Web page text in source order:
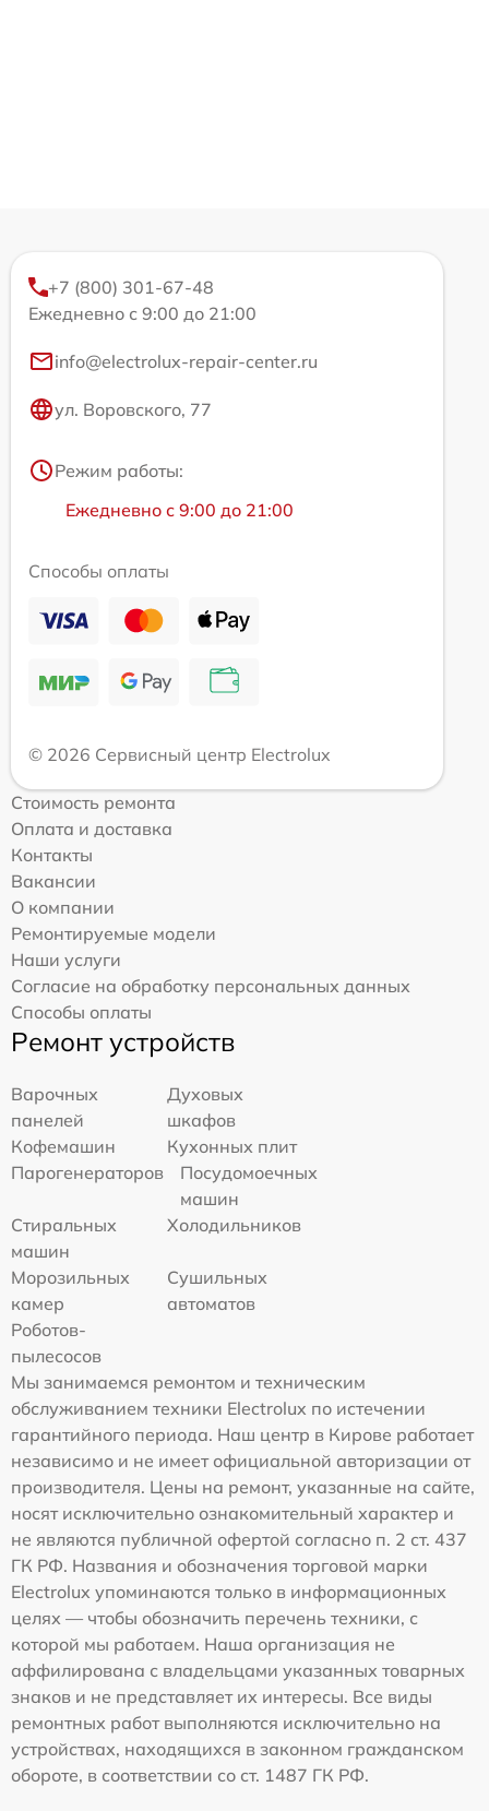
+7 (800) 301-67-48
Ежедневно с 9:00 до 21:00
info@electrolux-repair-center.ru
ул. Воровского, 77
Режим работы:
Ежедневно с 9:00 до 21:00
Способы оплаты
© 2026 Сервисный центр Electrolux
Стоимость ремонта
Оплата и доставка
Контакты
Вакансии
О компании
Ремонтируемые модели
Наши услуги
Согласие на обработку персональных данных
Способы оплаты
Ремонт устройств
Варочных
панелей
Духовых
шкафов
Кофемашин
Кухонных плит
Парогенераторов
Посудомоечных
машин
Стиральных
машин
Холодильников
Морозильных
камер
Сушильных
автоматов
Роботов-
пылесосов
Мы занимаемся ремонтом и техническим
обслуживанием техники Electrolux по истечении
гарантийного периода. Наш центр в Кирове работает
независимо и не имеет официальной авторизации от
производителя. Цены на ремонт, указанные на сайте,
носят исключительно ознакомительный характер и
не являются публичной офертой согласно п. 2 ст. 437
ГК РФ. Названия и обозначения торговой марки
Electrolux упоминаются только в информационных
целях — чтобы обозначить перечень техники, с
которой мы работаем. Наша организация не
аффилирована с владельцами указанных товарных
знаков и не представляет их интересы. Все виды
ремонтных работ выполняются исключительно на
устройствах, находящихся в законном гражданском
обороте, в соответствии со ст. 1487 ГК РФ.